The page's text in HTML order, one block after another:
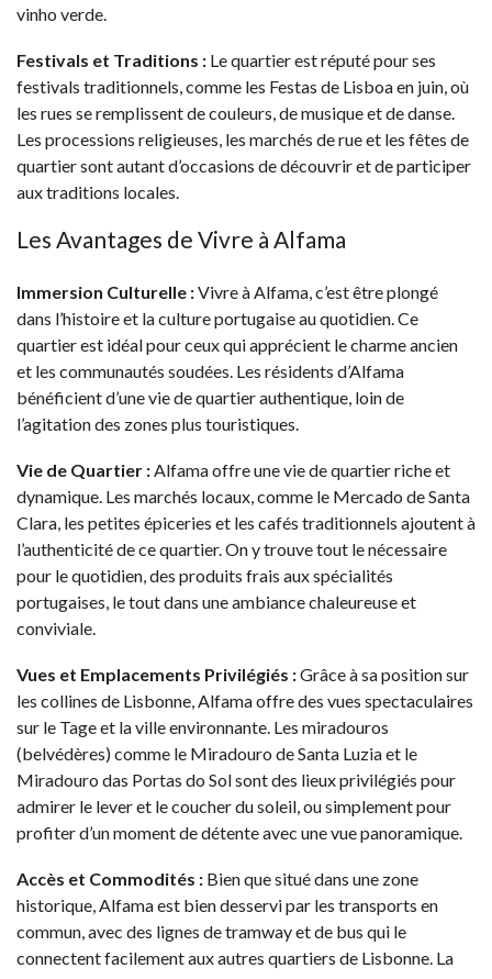
vinho verde.
Festivals et Traditions : Le quartier est réputé pour ses
festivals traditionnels, comme les Festas de Lisboa en juin, où
les rues se remplissent de couleurs, de musique et de danse.
Les processions religieuses, les marchés de rue et les fêtes de
quartier sont autant d’occasions de découvrir et de participer
aux traditions locales.
Les Avantages de Vivre à Alfama
Immersion Culturelle :Vivre à Alfama, c’est être plongé
dans l’histoire et la culture portugaise au quotidien. Ce
quartier est idéal pour ceux qui apprécient le charme ancien
et les communautés soudées. Les résidents d’Alfama
bénéficient d’une vie de quartier authentique, loin de
l’agitation des zones plus touristiques.
Vie de Quartier :Alfama offre une vie de quartier riche et
dynamique. Les marchés locaux, comme le Mercado de Santa
Clara, les petites épiceries et les cafés traditionnels ajoutent à
l’authenticité de ce quartier. On y trouve tout le nécessaire
pour le quotidien, des produits frais aux spécialités
portugaises, le tout dans une ambiance chaleureuse et
conviviale.
Vues et Emplacements Privilégiés :Grâce à sa position sur
les collines de Lisbonne, Alfama offre des vues spectaculaires
sur le Tage et la ville environnante. Les miradouros
(belvédères) comme le Miradouro de Santa Luzia et le
Miradouro das Portas do Sol sont des lieux privilégiés pour
admirer le lever et le coucher du soleil, ou simplement pour
profiter d’un moment de détente avec une vue panoramique.
Accès et Commodités : Bien que situé dans une zone
historique, Alfama est bien desservi par les transports en
commun, avec des lignes de tramway et de bus qui le
connectent facilement aux autres quartiers de Lisbonne. La